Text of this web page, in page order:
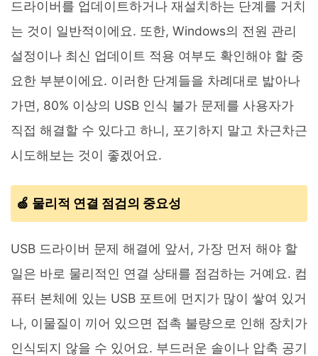
드라이버를 업데이트하거나 재설치하는 단계를 거치
는 것이 일반적이에요. 또한, Windows의 전원 관리
설정이나 최신 업데이트 적용 여부도 확인해야 할 중
요한 부분이에요. 이러한 단계들을 차례대로 밟아나
가면, 80% 이상의 USB 인식 불가 문제를 사용자가
직접 해결할 수 있다고 하니, 포기하지 말고 차근차근
시도해보는 것이 좋겠어요.
🍏 물리적 연결 점검의 중요성
USB 드라이버 문제 해결에 앞서, 가장 먼저 해야 할
일은 바로 물리적인 연결 상태를 점검하는 거예요. 컴
퓨터 본체에 있는 USB 포트에 먼지가 많이 쌓여 있거
나, 이물질이 끼어 있으면 접촉 불량으로 인해 장치가
인식되지 않을 수 있어요. 부드러운 솔이나 압축 공기